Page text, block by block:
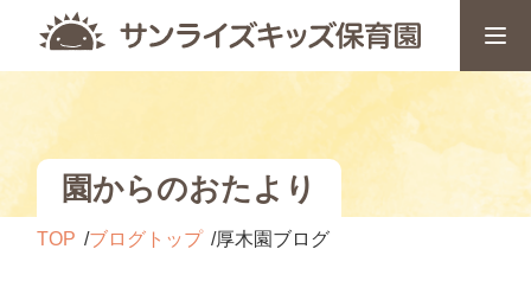
園からのおたより
TOP ブログトップ 厚木園ブログ